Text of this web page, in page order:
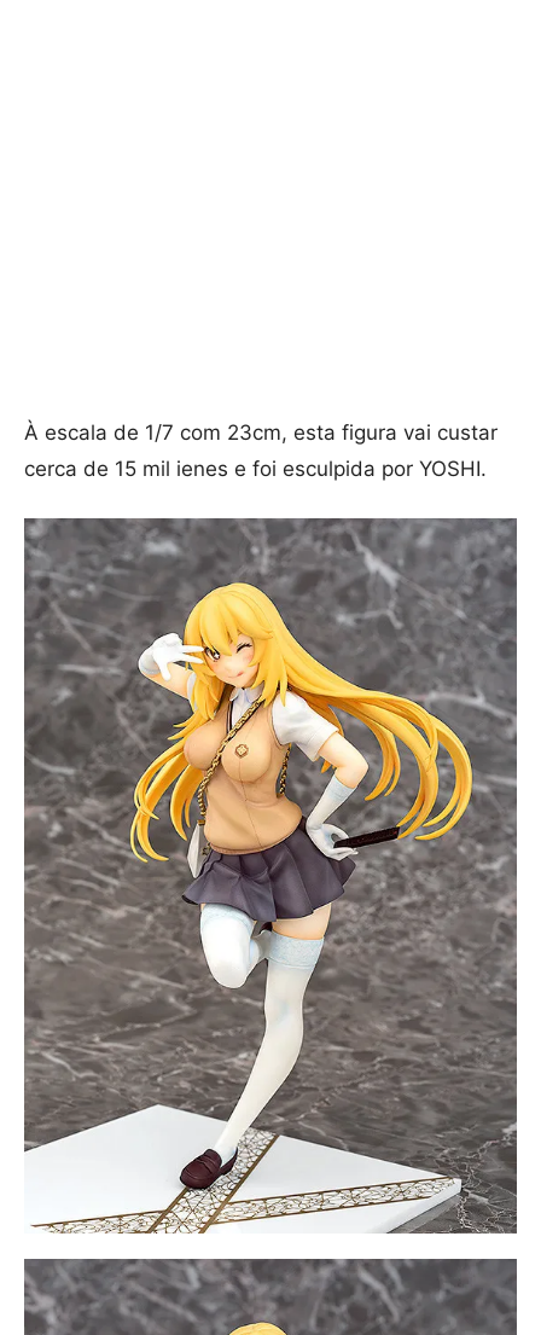
À escala de 1/7 com 23cm, esta figura vai custar
cerca de 15 mil ienes e foi esculpida por YOSHI.